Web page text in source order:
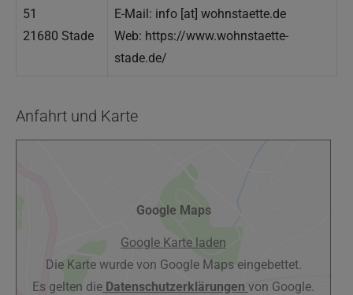
51
21680 Stade
E-Mail: info [at] wohnstaette.de
Web: https://www.wohnstaette-
stade.de/
Anfahrt und Karte
Google Maps
Google Karte laden
Die Karte wurde von Google Maps eingebettet.
Es gelten die Datenschutzerklärungen von Google.